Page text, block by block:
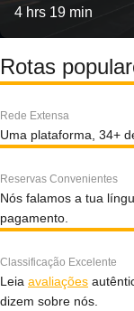
4 hrs 19 min
Rotas
Rede Extensa
Uma plataforma, 34+
Reservas Convenientes
Nós falamos a tua
pagamento.
Classificação Excelente
Leia avaliações
dizem sobre nós.